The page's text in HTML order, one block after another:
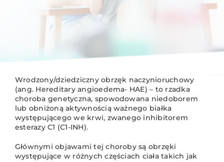
Wrodzony/dziedziczny obrzęk naczynioruchowy
(ang. Hereditary angioedema- HAE) – to rzadka
choroba genetyczna, spowodowana niedoborem
lub obniżoną aktywnością ważnego białka
występującego we krwi, zwanego inhibitorem
esterazy C1 (C1-INH).
Głównymi objawami tej choroby są obrzęki
występujące w różnych częściach ciała takich jak